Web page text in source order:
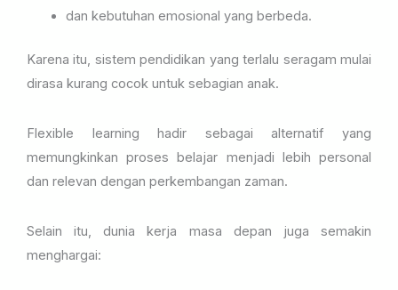
dan kebutuhan emosional yang berbeda.
Karena itu, sistem pendidikan yang terlalu seragam mulai
dirasa kurang cocok untuk sebagian anak.
Flexible learning hadir sebagai alternatif yang
memungkinkan proses belajar menjadi lebih personal
dan relevan dengan perkembangan zaman.
Selain itu, dunia kerja masa depan juga semakin
menghargai: